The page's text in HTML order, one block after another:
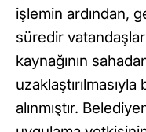
işlemin ardından,
süredir
kaynağının
uzaklaştırılmasıyla
alınmıştır.